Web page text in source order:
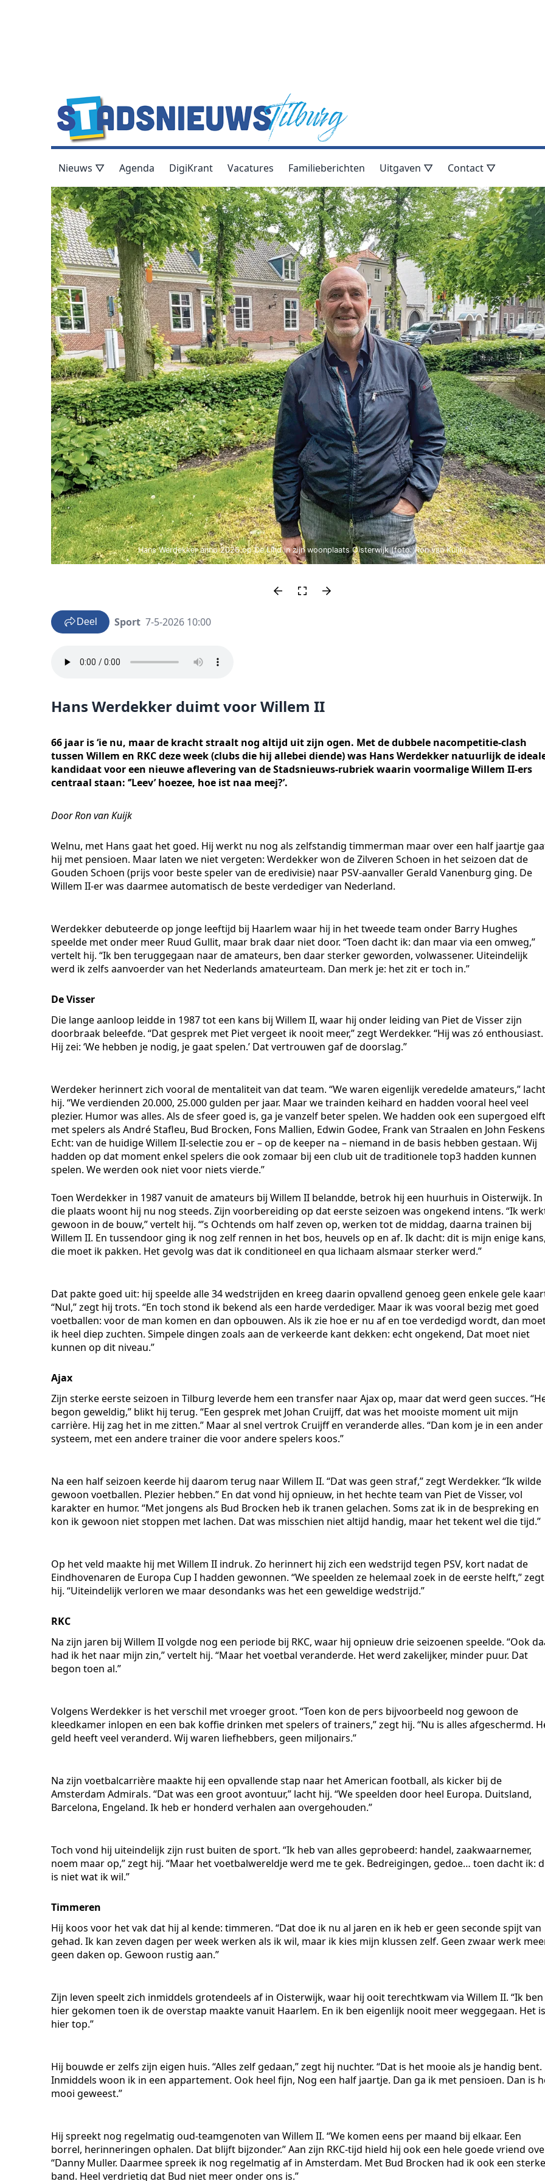
Nieuws ▽ Agenda DigiKrant Vacatures Familieberichten Uitgaven ▽ Contact ▽
Hans Werdekker anno 2026 op De Lind in zijn woonplaats Oisterwijk (foto: Ron van Kuijk)
Deel Sport 7-5-2026 10:00
Hans Werdekker duimt voor Willem II
66 jaar is ‘ie nu, maar de kracht straalt nog altijd uit zijn ogen. Met de dubbele nacompetitie-clash
tussen Willem en RKC deze week (clubs die hij allebei diende) was Hans Werdekker natuurlijk de
kandidaat voor een nieuwe aflevering van de Stadsnieuws-rubriek waarin voormalige Willem II-ers
centraal staan: ‘’Leev’ hoezee, hoe ist naa meej?’.
Door Ron van Kuijk
Welnu, met Hans gaat het goed. Hij werkt nu nog als zelfstandig timmerman maar over een half jaartje
hij met pensioen. Maar laten we niet vergeten: Werdekker won de Zilveren Schoen in het seizoen dat de
Gouden Schoen (prijs voor beste speler van de eredivisie) naar PSV-aanvaller Gerald Vanenburg ging. De
Willem II-er was daarmee automatisch de beste verdediger van Nederland.
Werdekker debuteerde op jonge leeftijd bij Haarlem waar hij in het tweede team onder Barry Hughes
speelde met onder meer Ruud Gullit, maar brak daar niet door. “Toen dacht ik: dan maar via een omweg,”
vertelt hij. “Ik ben teruggegaan naar de amateurs, ben daar sterker geworden, volwassener. Uiteindelijk
werd ik zelfs aanvoerder van het Nederlands amateurteam. Dan merk je: het zit er toch in.”
De Visser
Die lange aanloop leidde in 1987 tot een kans bij Willem II, waar hij onder leiding van Piet de Visser zijn
doorbraak beleefde. “Dat gesprek met Piet vergeet ik nooit meer,” zegt Werdekker. “Hij was zó enthousiast.
Hij zei: ‘We hebben je nodig, je gaat spelen.’ Dat vertrouwen gaf de doorslag.”
Werdeker herinnert zich vooral de mentaliteit van dat team. “We waren eigenlijk veredelde amateurs,” lacht
hij. “We verdienden 20.000, 25.000 gulden per jaar. Maar we trainden keihard en hadden vooral heel veel
plezier. Humor was alles. Als de sfeer goed is, ga je vanzelf beter spelen. We hadden ook een supergoed
met spelers als André Stafleu, Bud Brocken, Fons Mallien, Edwin Godee, Frank van Straalen en John
Echt: van de huidige Willem II-selectie zou er – op de keeper na – niemand in de basis hebben gestaan. Wij
hadden op dat moment enkel spelers die ook zomaar bij een club uit de traditionele top3 hadden kunnen
spelen. We werden ook niet voor niets vierde.”
Toen Werdekker in 1987 vanuit de amateurs bij Willem II belandde, betrok hij een huurhuis in Oisterwijk. In
die plaats woont hij nu nog steeds. Zijn voorbereiding op dat eerste seizoen was ongekend intens. “Ik
gewoon in de bouw,” vertelt hij. “’s Ochtends om half zeven op, werken tot de middag, daarna trainen bij
Willem II. En tussendoor ging ik nog zelf rennen in het bos, heuvels op en af. Ik dacht: dit is mijn enige
die moet ik pakken. Het gevolg was dat ik conditioneel en qua lichaam alsmaar sterker werd.”
Dat pakte goed uit: hij speelde alle 34 wedstrijden en kreeg daarin opvallend genoeg geen enkele gele
“Nul,” zegt hij trots. “En toch stond ik bekend als een harde verdediger. Maar ik was vooral bezig met goed
voetballen: voor de man komen en dan opbouwen. Als ik zie hoe er nu af en toe verdedigd wordt, dan
ik heel diep zuchten. Simpele dingen zoals aan de verkeerde kant dekken: echt ongekend, Dat moet niet
kunnen op dit niveau.”
Ajax
Zijn sterke eerste seizoen in Tilburg leverde hem een transfer naar Ajax op, maar dat werd geen succes.
begon geweldig,” blikt hij terug. “Een gesprek met Johan Cruijff, dat was het mooiste moment uit mijn
carrière. Hij zag het in me zitten.” Maar al snel vertrok Cruijff en veranderde alles. “Dan kom je in een ander
systeem, met een andere trainer die voor andere spelers koos.”
Na een half seizoen keerde hij daarom terug naar Willem II. “Dat was geen straf,” zegt Werdekker. “Ik wilde
gewoon voetballen. Plezier hebben.” En dat vond hij opnieuw, in het hechte team van Piet de Visser, vol
karakter en humor. “Met jongens als Bud Brocken heb ik tranen gelachen. Soms zat ik in de bespreking en
kon ik gewoon niet stoppen met lachen. Dat was misschien niet altijd handig, maar het tekent wel die tijd.”
Op het veld maakte hij met Willem II indruk. Zo herinnert hij zich een wedstrijd tegen PSV, kort nadat de
Eindhovenaren de Europa Cup I hadden gewonnen. “We speelden ze helemaal zoek in de eerste helft,” zegt
hij. “Uiteindelijk verloren we maar desondanks was het een geweldige wedstrijd.”
RKC
Na zijn jaren bij Willem II volgde nog een periode bij RKC, waar hij opnieuw drie seizoenen speelde. “Ook
had ik het naar mijn zin,” vertelt hij. “Maar het voetbal veranderde. Het werd zakelijker, minder puur. Dat
begon toen al.”
Volgens Werdekker is het verschil met vroeger groot. “Toen kon de pers bijvoorbeeld nog gewoon de
kleedkamer inlopen en een bak koffie drinken met spelers of trainers,” zegt hij. “Nu is alles afgeschermd.
geld heeft veel veranderd. Wij waren liefhebbers, geen miljonairs.”
Na zijn voetbalcarrière maakte hij een opvallende stap naar het American football, als kicker bij de
Amsterdam Admirals. “Dat was een groot avontuur,” lacht hij. “We speelden door heel Europa. Duitsland,
Barcelona, Engeland. Ik heb er honderd verhalen aan overgehouden.”
Toch vond hij uiteindelijk zijn rust buiten de sport. “Ik heb van alles geprobeerd: handel, zaakwaarnemer,
noem maar op,” zegt hij. “Maar het voetbalwereldje werd me te gek. Bedreigingen, gedoe… toen dacht ik:
is niet wat ik wil.”
Timmeren
Hij koos voor het vak dat hij al kende: timmeren. “Dat doe ik nu al jaren en ik heb er geen seconde spijt van
gehad. Ik kan zeven dagen per week werken als ik wil, maar ik kies mijn klussen zelf. Geen zwaar werk
geen daken op. Gewoon rustig aan.”
Zijn leven speelt zich inmiddels grotendeels af in Oisterwijk, waar hij ooit terechtkwam via Willem II. “Ik ben
hier gekomen toen ik de overstap maakte vanuit Haarlem. En ik ben eigenlijk nooit meer weggegaan. Het is
hier top.”
Hij bouwde er zelfs zijn eigen huis. “Alles zelf gedaan,” zegt hij nuchter. “Dat is het mooie als je handig bent.
Inmiddels woon ik in een appartement. Ook heel fijn, Nog een half jaartje. Dan ga ik met pensioen. Dan is
mooi geweest.”
Hij spreekt nog regelmatig oud-teamgenoten van Willem II. “We komen eens per maand bij elkaar. Een
borrel, herinneringen ophalen. Dat blijft bijzonder.” Aan zijn RKC-tijd hield hij ook een hele goede vriend
“Danny Muller. Daarmee spreek ik nog regelmatig af in Amsterdam. Met Bud Brocken had ik ook een sterke
band. Heel verdrietig dat Bud niet meer onder ons is.”